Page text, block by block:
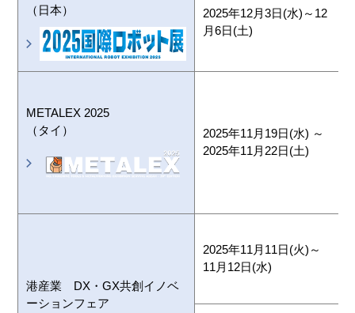
（日本）
2025年12月3日(水)～12
月6日(土)
METALEX 2025
（タイ）
2025年11月19日(水) ～
2025年11月22日(土)
港産業 DX・GX共創イノベ
ーションフェア
2025年11月11日(火)～
11月12日(水)